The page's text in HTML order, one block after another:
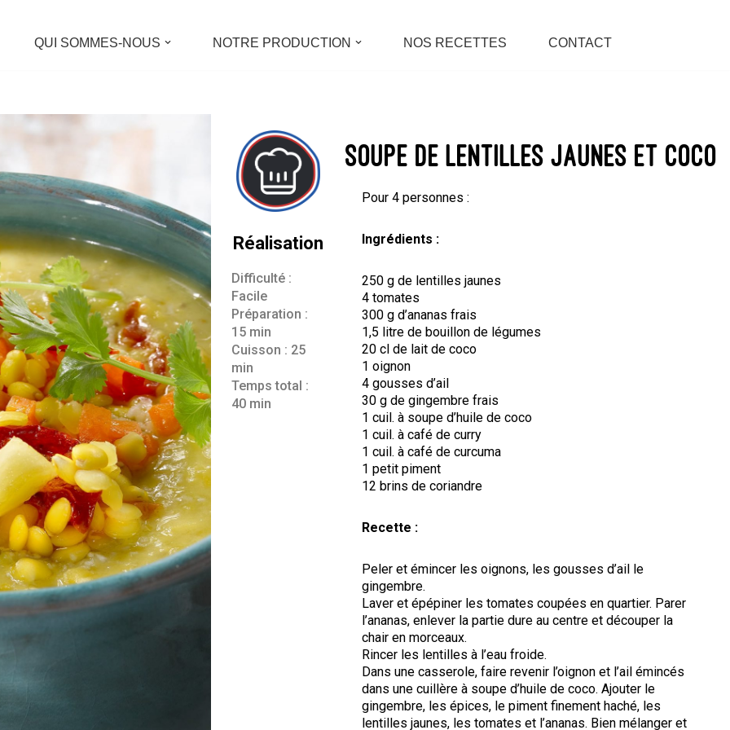
QUI SOMMES-NOUS NOTRE PRODUCTION NOS RECETTES CONTACT
Réalisation
Difficulté :
Facile
Préparation :
15 min
Cuisson : 25
min
Temps total :
40 min
Soupe de lentilles jaunes et coco
Pour 4 personnes :
Ingrédients :
250 g de lentilles jaunes
4 tomates
300 g d’ananas frais
1,5 litre de bouillon de légumes
20 cl de lait de coco
1 oignon
4 gousses d’ail
30 g de gingembre frais
1 cuil. à soupe d’huile de coco
1 cuil. à café de curry
1 cuil. à café de curcuma
1 petit piment
12 brins de coriandre
Recette :
Peler et émincer les oignons, les gousses d’ail le
gingembre.
Laver et épépiner les tomates coupées en quartier. Parer
l’ananas, enlever la partie dure au centre et découper la
chair en morceaux.
Rincer les lentilles à l’eau froide.
Dans une casserole, faire revenir l’oignon et l’ail émincés
dans une cuillère à soupe d’huile de coco. Ajouter le
gingembre, les épices, le piment finement haché, les
lentilles jaunes, les tomates et l’ananas. Bien mélanger et